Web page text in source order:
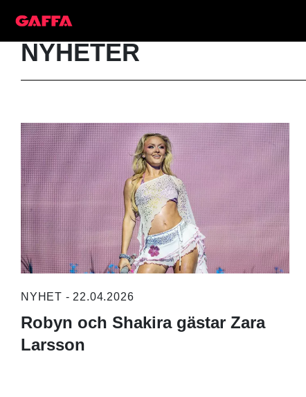
NYHETER
NYHET - 22.04.2026
Robyn och Shakira gästar Zara
Larsson